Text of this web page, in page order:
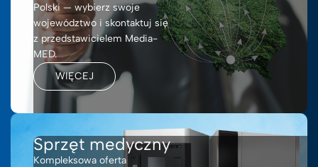
Polski — wybierz swoje
województwo i skontaktuj się
z przedstawicielem Media-
MED.
WIĘCEJ
Sprzęt medyczny
Kompleksowa oferta